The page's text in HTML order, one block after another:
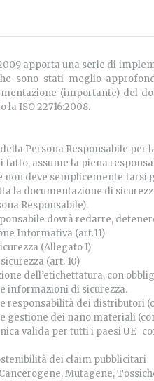
apporta una serie di
sono stati meglio
(importante) del
la ISO 22716:2008.
Persona Responsabile per
fatto, assume la piena
non deve semplicemente farsi
la documentazione di
Responsabile).
dovrà redarre,
Informativa (art.11)
(Allegato I)
(art. 10)
dell’etichettatura, con
informazioni di sicurezza.
responsabilità dei distributori
gestione dei nano materiali
valida per tutti i paesi UE
dei claim pubblicitari
Mutagene,